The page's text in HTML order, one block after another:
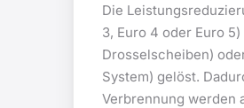
Die
3, Euro 4 oder Euro
Drosselscheiben)
System) gelöst.
Verbrennung werden